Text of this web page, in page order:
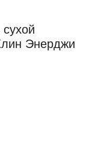
Энерджи